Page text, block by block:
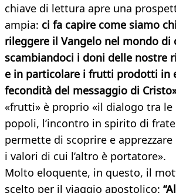
chiave di lettura apre una
ampia: ci fa capire come siamo
rileggere il Vangelo nel mondo di
scambiandoci i doni delle nostre
e in particolare i frutti prodotti in
fecondità del messaggio di
«frutti» è proprio «il dialogo tra le
popoli, l’incontro in spirito di
permette di scoprire e
i valori di cui l’altro è portatore».
Molto eloquente, in questo, il
scelto per il viaggio apostolico: